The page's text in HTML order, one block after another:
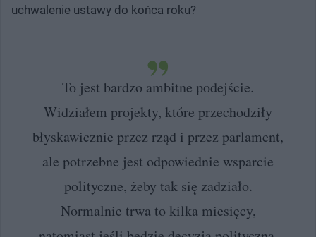
uchwalenie ustawy do końca roku?
To jest bardzo ambitne podejście.
Widziałem projekty, które przechodziły
błyskawicznie przez rząd i przez parlament,
ale potrzebne jest odpowiednie wsparcie
polityczne, żeby tak się zadziało.
Normalnie trwa to kilka miesięcy,